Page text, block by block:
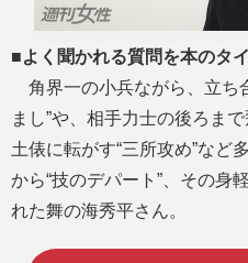
■よく聞かれる質問を本のタ
角界一の小兵ながら、立ち
まし”や、相手力士の後ろま
土俵に転がす“三所攻め”など
から“技のデパート”、その身
れた舞の海秀平さん。